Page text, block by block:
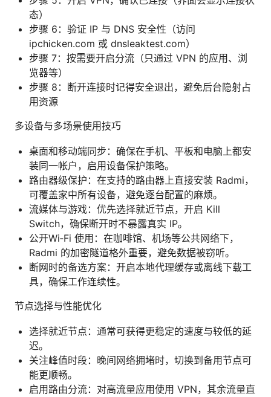
态）
步骤 6：验证 IP 与 DNS 安全性（访问
ipchicken.com 或 dnsleaktest.com）
步骤 7：按需要开启分流（只通过 VPN 的应用、浏
览器等）
步骤 8：断开连接时记得安全退出，避免后台隐射占
用资源
多设备与多场景使用技巧
桌面和移动端同步：确保在手机、平板和电脑上都安
装同一帐户，启用设备保护策略。
路由器级保护：在支持的路由器上直接安装 Radmi，
可覆盖家中所有设备，避免逐台配置的麻烦。
流媒体与游戏：优先选择就近节点，开启 Kill
Switch，确保断开时不暴露真实 IP。
公开Wi‑Fi 使用：在咖啡馆、机场等公共网络下，
Radmi 的加密隧道格外重要，避免数据被窃听。
断网时的备选方案：开启本地代理缓存或离线下载工
具，确保工作连续性。
节点选择与性能优化
选择就近节点：通常可获得更稳定的速度与较低的延
迟。
关注峰值时段：晚间网络拥堵时，切换到备用节点可
能更顺畅。
启用路由分流：对高流量应用使用 VPN，其余流量直